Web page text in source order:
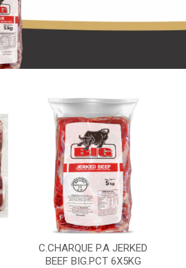
C.CHARQUE P.A JERKED
BEEF BIG.PCT 6X5KG